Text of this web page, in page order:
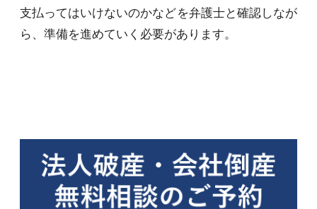
支払ってはいけないのかなどを弁護士と確認しなが
ら、準備を進めていく必要があります。